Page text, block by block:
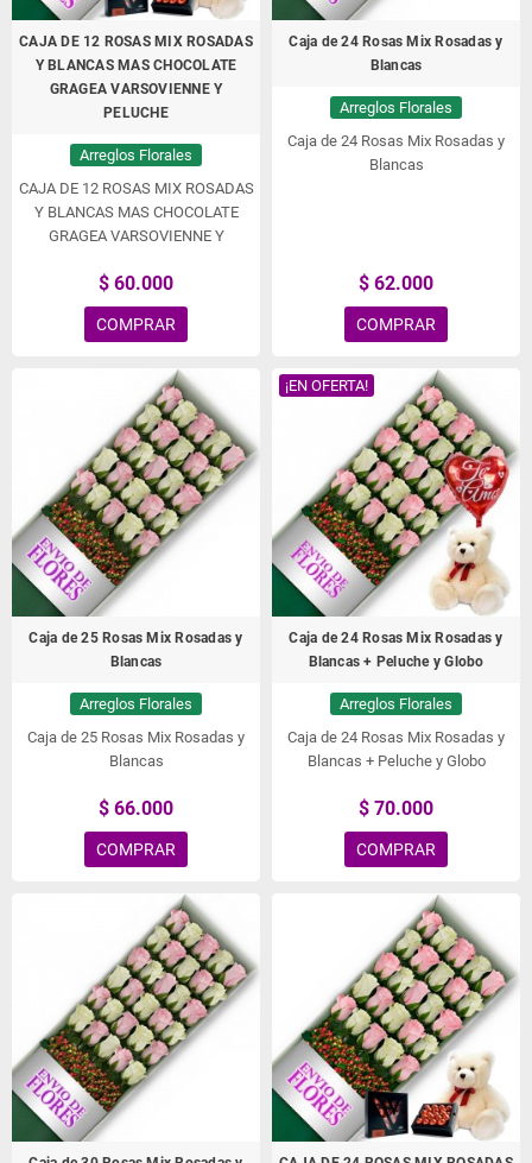
CAJA DE 12 ROSAS MIX ROSADAS
Y BLANCAS MAS CHOCOLATE
GRAGEA VARSOVIENNE Y
PELUCHE
Arreglos Florales
CAJA DE 12 ROSAS MIX ROSADAS
Y BLANCAS MAS CHOCOLATE
GRAGEA VARSOVIENNE Y
$ 60.000
COMPRAR
Caja de 24 Rosas Mix Rosadas y
Blancas
Arreglos Florales
Caja de 24 Rosas Mix Rosadas y
Blancas
$ 62.000
COMPRAR
Caja de 25 Rosas Mix Rosadas y
Blancas
Arreglos Florales
Caja de 25 Rosas Mix Rosadas y
Blancas
$ 66.000
COMPRAR
¡EN OFERTA!
Caja de 24 Rosas Mix Rosadas y
Blancas + Peluche y Globo
Arreglos Florales
Caja de 24 Rosas Mix Rosadas y
Blancas + Peluche y Globo
$ 70.000
COMPRAR